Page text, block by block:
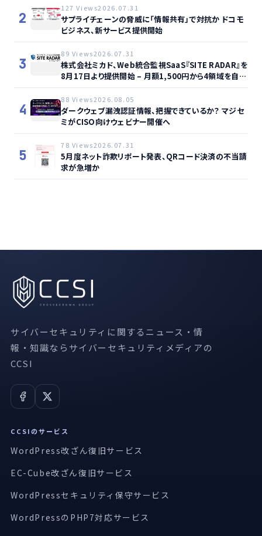
2
127 Views2026.07.31
サプライチェーンの脅威に「情報共有」で対抗か ドコモ
ビジネス、新サービス提供開始
3
89 Views2026.07.31
株式会社ミカド、Web統合監視SaaS『SITE RADAR』を
8月17日より提供開始 – 月額1,500円から4領域を自動
監視、動的サイト…
4
88 Views2026.08.05
ダークウェブ漏洩認証情報、把握できているか？ マジセ
ミがCISO向けウェビナー開催へ
5
78 Views2026.07.31
5月度ネット詐欺リポート発表、QRコード決済の不当請
求が急増か
サイバーセキュリティに関するニュース・情
報・知識ならサイバーセキュリティメディアの
CCSI
CCSIのサービス
WordPress改ざん復旧サービス
EC-Cube改ざん復旧サービス
WordPressセキュリティ保守サービス
WordPressのPHP7対応サービス